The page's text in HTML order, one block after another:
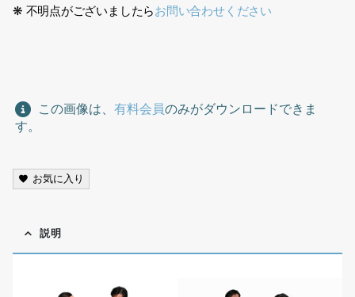
❋ 不明点がございましたらお問い合わせください
この画像は、 有料会員のみがダウンロードできま
す。
お気に入り
説明